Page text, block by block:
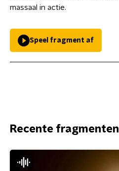
massaal in actie.
Speel fragment af
Recente fragmenten